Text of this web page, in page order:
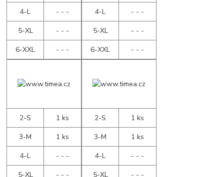
4-L
- - -
5-XL
- - -
6-XXL
- - -
4-L
- - -
5-XL
- - -
6-XXL
- - -
2-S
1 ks
3-M
1 ks
4-L
- - -
5-XL
- - -
2-S
1 ks
3-M
1 ks
4-L
- - -
5-XL
- - -